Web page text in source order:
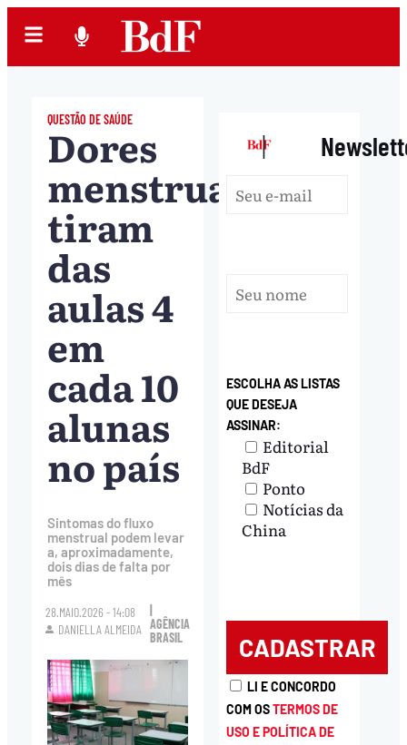
QUESTÃO DE SAÚDE
Dores
menstruais
tiram
das
aulas 4
em
cada 10
alunas
no país
Sintomas do fluxo
menstrual podem levar
a, aproximadamente,
dois dias de falta por
mês
28.MAIO.2026 - 14:08
DANIELLA ALMEIDA AGÊNCIA
BRASIL
|
ESCOLHA AS LISTAS
QUE DESEJA
ASSINAR:
Editorial
BdF
Ponto
Notícias da
China
LI E CONCORDO
COM OSTERMOS DE
USO E POLÍTICA DE